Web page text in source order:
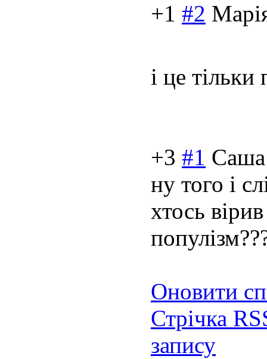
+1 #2
і це
+3 #1 Саша
ну того і
хтось
Оновити
Стрічка
запису